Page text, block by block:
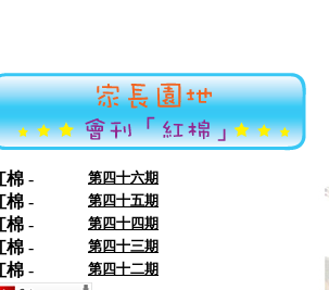
棉 - 第四十六期
棉 - 第四十五期
棉 - 第四十四期
棉 - 第四十三期
棉 - 第四十二期